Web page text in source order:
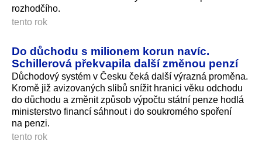
rozhodčího.
tento rok
Do důchodu s milionem korun navíc.
Schillerová překvapila další změnou penzí
Důchodový systém v Česku čeká další výrazná proměna.
Kromě již avizovaných slibů snížit hranici věku odchodu
do důchodu a změnit způsob výpočtu státní penze hodlá
ministerstvo financí sáhnout i do soukromého spoření
na penzi.
tento rok